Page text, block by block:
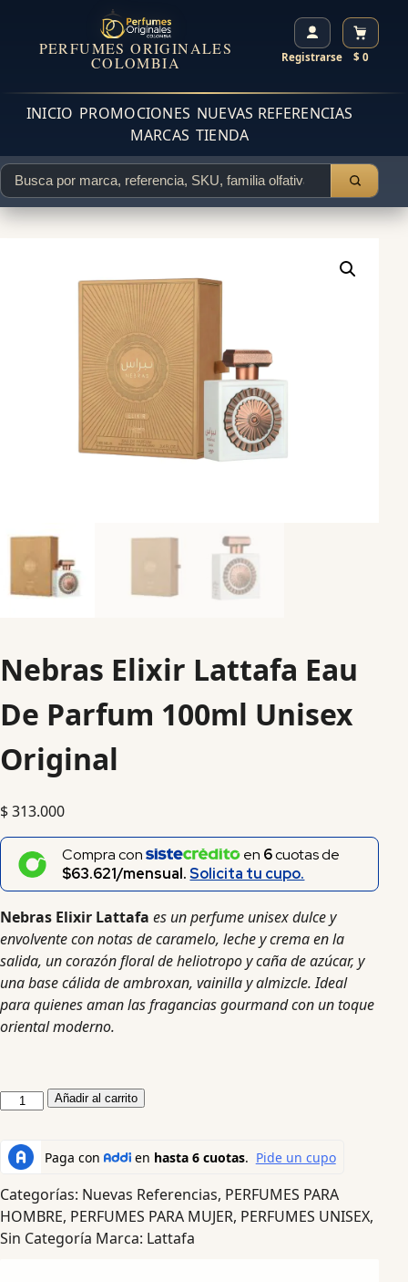
PERFUMES ORIGINALES
COLOMBIA Registrarse $ 0
INICIO PROMOCIONES NUEVAS REFERENCIAS
MARCAS TIENDA
Nebras Elixir Lattafa Eau
De Parfum 100ml Unisex
Original
$313.000
Compra con en 6cuotas de
$63.621/mensual.Solicita tu cupo.
Nebras Elixir Lattafa es un perfume unisex dulce y
envolvente con notas de caramelo, leche y crema en la
salida, un corazón floral de heliotropo y caña de azúcar, y
una base cálida de ambroxan, vainilla y almizcle. Ideal
para quienes aman las fragancias gourmand con un toque
oriental moderno.
Añadir al carrito
Categorías: Nuevas Referencias, PERFUMES PARA
HOMBRE, PERFUMES PARA MUJER, PERFUMES UNISEX,
Sin Categoría Marca: Lattafa